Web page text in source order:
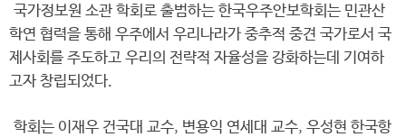
국가정보원 소관 학회로 출범하는 한국우주안보학회는 민관산
학연 협력을 통해 우주에서 우리나라가 중추적 중견 국가로서 국
제사회를 주도하고 우리의 전략적 자율성을 강화하는데 기여하
고자 창립되었다.
학회는 이재우 건국대 교수, 변용익 연세대 교수, 우성현 한국항